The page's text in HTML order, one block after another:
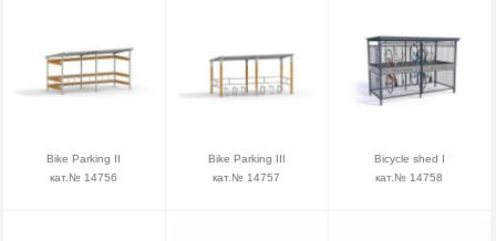
Bike Parking II
кат.№ 14756
Bike Parking III
кат.№ 14757
Bicycle shed I
кат.№ 14758